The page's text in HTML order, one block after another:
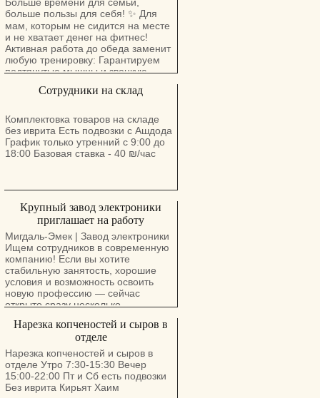
больше пользы для себя! ✨ Для
мам, которым не сидится на месте
и не хватает денег на фитнес!
Активная работа до обеда заменит
любую тренировку: Гарантируем
подтянутые мышцы и звонкую
Звоните т. 050-447-80-88
Сотрудники на склад
Комплектовка товаров на складе
без иврита Есть подвозки с Ашдода
График только утренний с 9:00 до
18:00 Базовая ставка - 40 ₪/час
Крупный завод электроники
приглашает на работу
Мигдаль-Эмек | Завод электроники
Ищем сотрудников в современную
компанию! Если вы хотите
стабильную занятость, хорошие
условия и возможность освоить
новую профессию — сейчас
открыто сразу несколько
(07:00–16:15 + дополнительные
часы до 19:00): • Курс кабельной
сборки (обучение за счёт компании)
• Паяльщицы • Сборщики
электроники (с опытом) •
Интеграторы • Иш Хомер (цеховая
Нарезка копченостей и сыров в
отделе
Нарезка копченостей и сыров в
отделе Утро 7:30-15:30 Вечер
15:00-22:00 Пт и Сб есть подвозки
Без иврита Кирьят Хаим